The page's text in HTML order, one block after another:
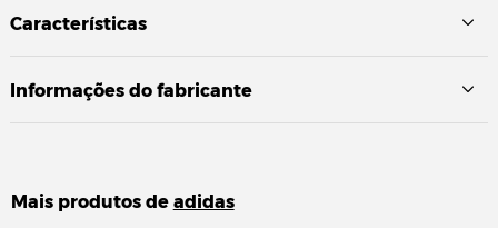
Características
Informações do fabricante
Mais produtos de adidas